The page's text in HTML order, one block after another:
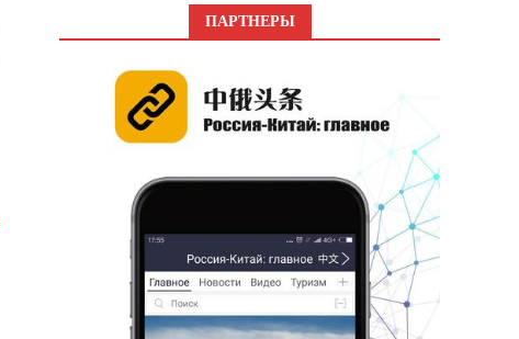
ПАРТНЕРЫ